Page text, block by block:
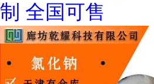
制 全国可售